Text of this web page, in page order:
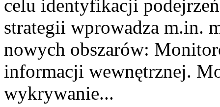
celu identyfikacji
strategii wprowadza m.in.
nowych obszarów:
informacji wewnętrznej.
wykrywanie...